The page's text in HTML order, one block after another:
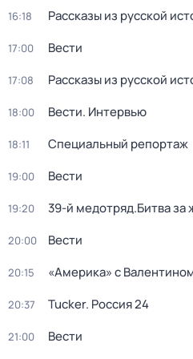
16:18 Рассказы из русской
17:00 Вести
17:08 Рассказы из русской
18:00 Вести. Интервью
18:11 Специальный репортаж
19:00 Вести
19:20 39-й медотряд.Битва за
20:00 Вести
20:15 «Америка» с
20:37 Tucker. Россия 24
21:00 Вести